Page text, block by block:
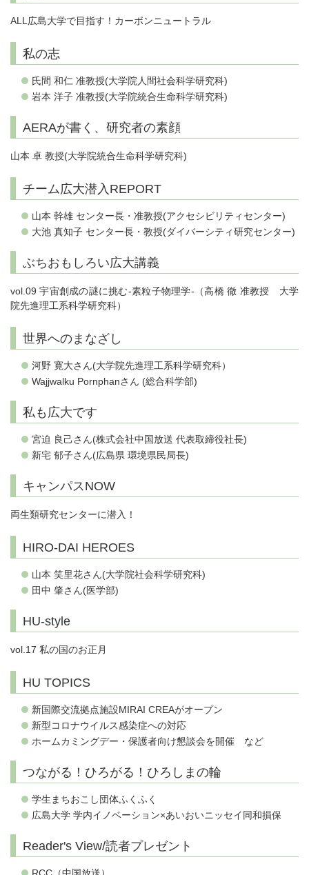
ALL広島大学で目指す！カーボンニュートラル
私の志
氏間 和仁 准教授(大学院人間社会科学研究科)
岩本 洋子 准教授(大学院統合生命科学研究科)
AERAが書く、研究者の素顔
山本 卓 教授(大学院統合生命科学研究科)
チーム広大潜入REPORT
山本 幹雄 センター長・准教授(アクセシビリティセンター)
大池 真知子 センター長・教授(ダイバーシティ研究センター)
ぶちおもしろい広大講義
vol.09 宇宙創成の謎に挑む-素粒子物理学-（高橋 徹 准教授 大学
院先進理工系科学研究科）
世界へのまなざし
河野 寛大さん(大学院先進理工系科学研究科）
Wajjwalku Pornphanさん (総合科学部)
私も広大です
宮迫 良己さん(株式会社中国放送 代表取締役社長)
新宅 郁子さん(広島県 環境県民局長)
キャンパスNOW
両生類研究センターに潜入！
HIRO-DAI HEROES
山本 笑里花さん(大学院社会科学研究科)
田中 肇さん(医学部)
HU-style
vol.17 私の国のお正月
HU TOPICS
新国際交流拠点施設MIRAI CREAがオープン
新型コロナウイルス感染症への対応
ホームカミングデー・保護者向け懇談会を開催 など
つながる！ひろがる！ひろしまの輪
学生まちおこし団体ふくふく
広島大学 学内イノベーション×あいおいニッセイ同和損保
Reader's View/読者プレゼント